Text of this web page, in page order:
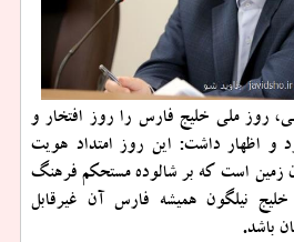
روز ملی خلیج فارس را روز افتخار و
و اظهار داشت: این روز امتداد هویت
زمین است که بر شالوده مستحکم فرهنگ
خلیج نیلگون همیشه فارس آن غیرقابل
باشد.